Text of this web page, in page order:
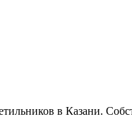
в Казани.